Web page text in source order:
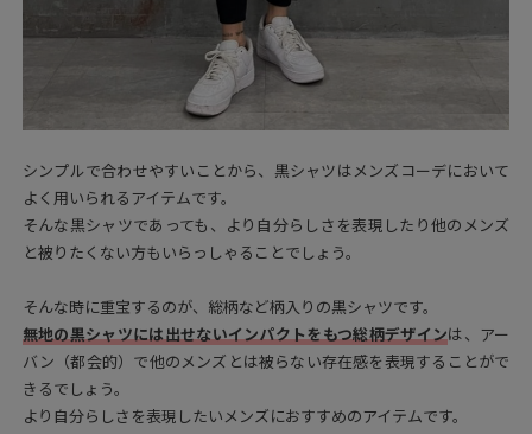
シンプルで合わせやすいことから、黒シャツはメンズコーデにおいて
よく用いられるアイテムです。
そんな黒シャツであっても、より自分らしさを表現したり他のメンズ
と被りたくない方もいらっしゃることでしょう。
そんな時に重宝するのが、総柄など柄入りの黒シャツです。
無地の黒シャツには出せないインパクトをもつ総柄デザインは、アー
バン（都会的）で他のメンズとは被らない存在感を表現することがで
きるでしょう。
より自分らしさを表現したいメンズにおすすめのアイテムです。